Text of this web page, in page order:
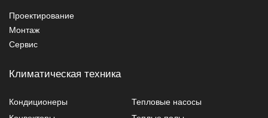
Проектирование
Монтаж
Сервис
Климатическая техника
Кондиционеры
Тепловые насосы